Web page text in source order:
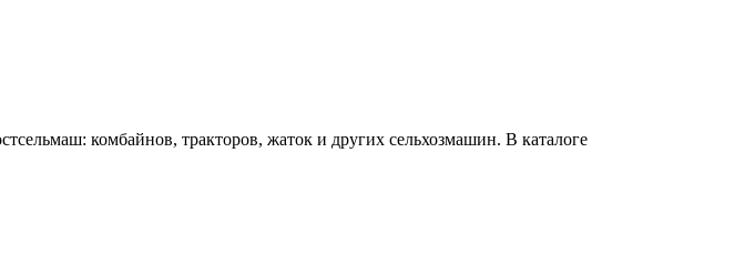
комбайнов, тракторов, жаток и других сельхозмашин. В каталоге